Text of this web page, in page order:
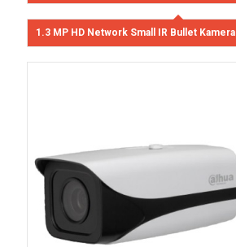
1.3 MP HD Network Small IR Bullet Kamera